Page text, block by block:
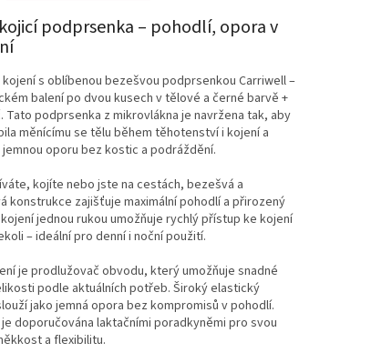
podprsenka – pohodlí, opora v
s oblíbenou bezešvou podprsenkou Carriwell –
balení po dvou kusech v tělové a černé barvě +
Tato podprsenka z mikrovlákna je navržena tak, aby
měnícímu se tělu během těhotenství i kojení a
oporu bez kostic a podráždění.
kojíte nebo jste na cestách, bezešvá a
konstrukce zajišťuje maximální pohodlí a přirozený
jednou rukou umožňuje rychlý přístup ke kojení
– ideální pro denní i noční použití.
je prodlužovač obvodu, který umožňuje snadné
podle aktuálních potřeb. Široký elastický
jako jemná opora bez kompromisů v pohodlí.
doporučována laktačními poradkyněmi pro svou
a flexibilitu.